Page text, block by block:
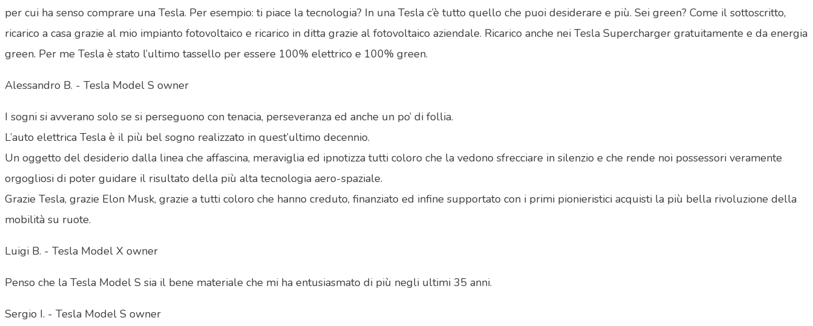
per cui ha senso comprare una Tesla. Per esempio: ti piace la tecnologia? In una Tesla c’è tutto quello che puoi desiderare e più. Sei green? Come il sottoscritto,
ricarico a casa grazie al mio impianto fotovoltaico e ricarico in ditta grazie al fotovoltaico aziendale. Ricarico anche nei Tesla Supercharger gratuitamente e da energia
green. Per me Tesla è stato l’ultimo tassello per essere 100% elettrico e 100% green.
Alessandro B. - Tesla Model S owner
I sogni si avverano solo se si perseguono con tenacia, perseveranza ed anche un po’ di follia.
L’auto elettrica Tesla è il più bel sogno realizzato in quest’ultimo decennio.
Un oggetto del desiderio dalla linea che affascina, meraviglia ed ipnotizza tutti coloro che la vedono sfrecciare in silenzio e che rende noi possessori veramente
orgogliosi di poter guidare il risultato della più alta tecnologia aero-spaziale.
Grazie Tesla, grazie Elon Musk, grazie a tutti coloro che hanno creduto, finanziato ed infine supportato con i primi pionieristici acquisti la più bella rivoluzione della
mobilità su ruote.
Luigi B. - Tesla Model X owner
Penso che la Tesla Model S sia il bene materiale che mi ha entusiasmato di più negli ultimi 35 anni.
Sergio I. - Tesla Model S owner